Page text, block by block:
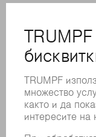
РАДИУСИ
НАЙ-МАЛЪК